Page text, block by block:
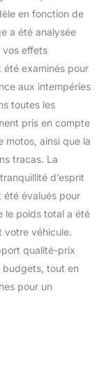
en fonction de
a été analysée
vos effets
été examinés pour
aux intempéries
toutes les
pris en compte
motos, ainsi que la
tracas. La
d’esprit
été évalués pour
le poids total a été
votre véhicule.
qualité-prix
budgets, tout en
pour un